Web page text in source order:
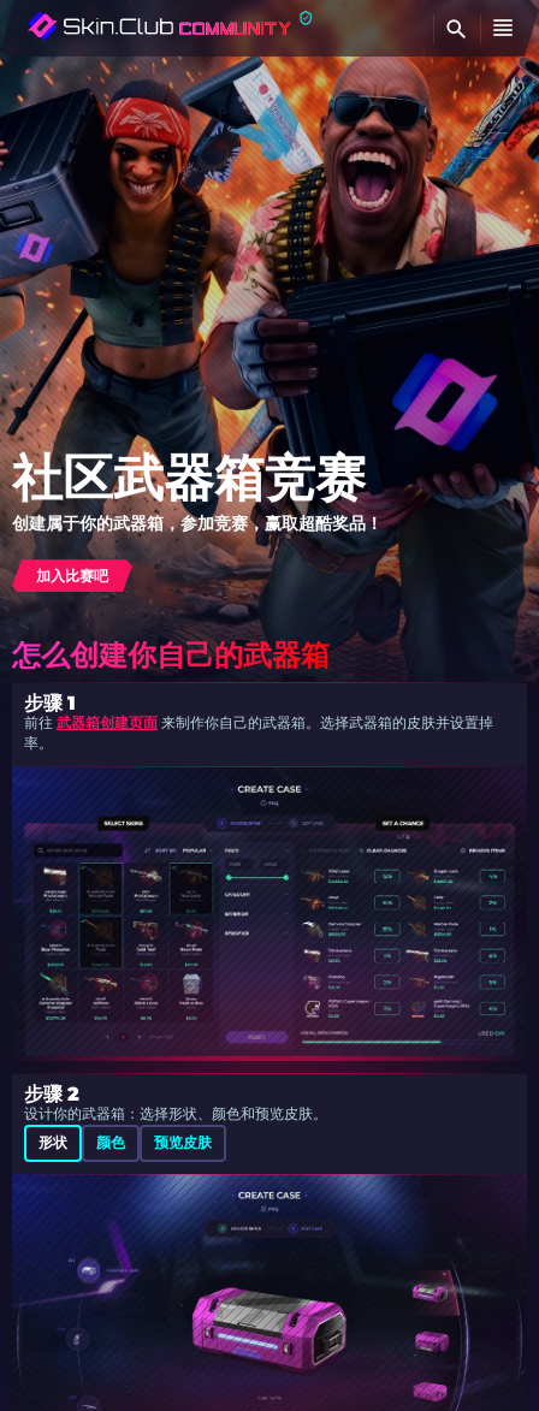
社区武器箱竞赛
创建属于你的武器箱，参加竞赛，赢取超酷奖品！
加入比赛吧
怎么创建你自己的武器箱
步骤 1
前往 武器箱创建页面 来制作你自己的武器箱。选择武器箱的皮肤并设置掉
率。
步骤 2
设计你的武器箱：选择形状、颜色和预览皮肤。
形状
颜色 预览皮肤